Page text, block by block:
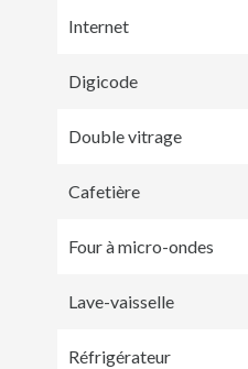
Internet
Digicode
Double vitrage
Cafetière
Four à micro-ondes
Lave-vaisselle
Réfrigérateur